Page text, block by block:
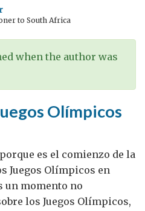
to South Africa
when the author was
Olímpicos
es el comienzo de la
Juegos Olímpicos en
un momento no
los Juegos Olímpicos,